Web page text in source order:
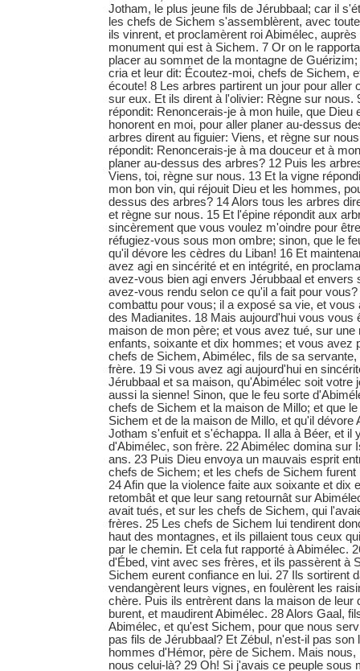
Jotham, le plus jeune fils de Jérubbaal; car il
les chefs de Sichem s'assemblèrent, avec
ils vinrent, et proclamèrent roi Abimélec,
monument qui est à Sichem. 7 Or on le
placer au sommet de la montagne de
cria et leur dit: Écoutez-moi, chefs de Sichem,
écoute! 8 Les arbres partirent un jour pour aller
sur eux. Et ils dirent à l'olivier: Règne sur nous.
répondit: Renoncerais-je à mon huile, que Dieu
honorent en moi, pour aller planer au-dessus
arbres dirent au figuier: Viens, et règne sur
répondit: Renoncerais-je à ma douceur et à
planer au-dessus des arbres? 12 Puis les
Viens, toi, règne sur nous. 13 Et la vigne
mon bon vin, qui réjouit Dieu et les hommes,
dessus des arbres? 14 Alors tous les arbres
et règne sur nous. 15 Et l'épine répondit aux
sincèrement que vous voulez m'oindre pour
réfugiez-vous sous mon ombre; sinon, que le
qu'il dévore les cèdres du Liban! 16 Et
avez agi en sincérité et en intégrité, en
avez-vous bien agi envers Jérubbaal et envers
avez-vous rendu selon ce qu'il a fait pour
combattu pour vous; il a exposé sa vie, et vous
des Madianites. 18 Mais aujourd'hui vous vous
maison de mon père; et vous avez tué, sur
enfants, soixante et dix hommes; et vous avez
chefs de Sichem, Abimélec, fils de sa
frère. 19 Si vous avez agi aujourd'hui en
Jérubbaal et sa maison, qu'Abimélec soit votre
aussi la sienne! Sinon, que le feu sorte
chefs de Sichem et la maison de Millo; et que
Sichem et de la maison de Millo, et qu'il dévore
Jotham s'enfuit et s'échappa. Il alla à Béer, et il
d'Abimélec, son frère. 22 Abimélec domina sur
ans. 23 Puis Dieu envoya un mauvais esprit
chefs de Sichem; et les chefs de Sichem furent
24 Afin que la violence faite aux soixante et dix
retombât et que leur sang retournât sur
avait tués, et sur les chefs de Sichem, qui
frères. 25 Les chefs de Sichem lui tendirent
haut des montagnes, et ils pillaient tous ceux
par le chemin. Et cela fut rapporté à Abimélec.
d'Ébed, vint avec ses frères, et ils passèrent à
Sichem eurent confiance en lui. 27 Ils sortirent
vendangèrent leurs vignes, en foulèrent les
chère. Puis ils entrèrent dans la maison de leur
burent, et maudirent Abimélec. 28 Alors Gaal,
Abimélec, et qu'est Sichem, pour que nous
pas fils de Jérubbaal? Et Zébul, n'est-il pas son
hommes d'Hémor, père de Sichem. Mais
nous celui-là? 29 Oh! Si j'avais ce peuple sous